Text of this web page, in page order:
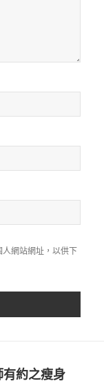
網站網址，以供下
約之瘦身